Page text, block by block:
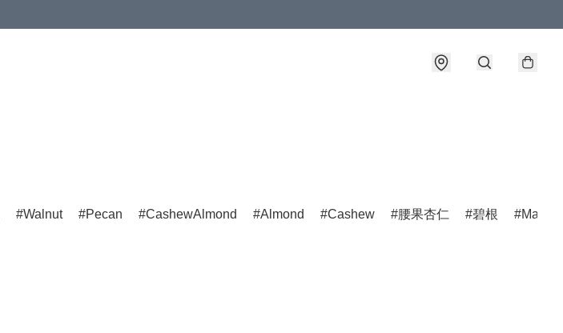
Walnut Pecan CashewAlmond Almond Cashew 腰果杏仁 碧根